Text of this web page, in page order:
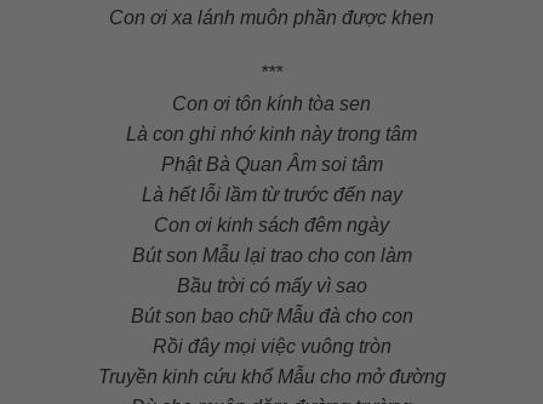
Con ơi xa lánh muôn phần được khen
***
Con ơi tôn kính tòa sen
Là con ghi nhớ kinh này trong tâm
Phật Bà Quan Âm soi tâm
Là hết lỗi lầm từ trước đến nay
Con ơi kinh sách đêm ngày
Bút son Mẫu lại trao cho con làm
Bầu trời có mấy vì sao
Bút son bao chữ Mẫu đà cho con
Rồi đây mọi việc vuông tròn
Truyền kinh cứu khổ Mẫu cho mở đường